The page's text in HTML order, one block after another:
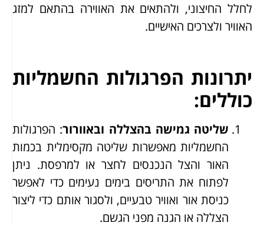
לחלל החיצוני, ולהתאים את האווירה בהתאם למזג
האוויר ולצרכים האישיים.
יתרונות הפרגולות החשמליות
כוללים:
שליטה גמישה בהצללה ובאוורור: הפרגולות
החשמליות מאפשרות שליטה מקסימלית בכמות
האור והצל הנכנסים לחצר או למרפסת. ניתן
לפתוח את התריסים בימים נעימים כדי לאפשר
כניסת אור ואוויר טבעיים, ולסגור אותם כדי ליצור
הצללה או הגנה מפני הגשם.